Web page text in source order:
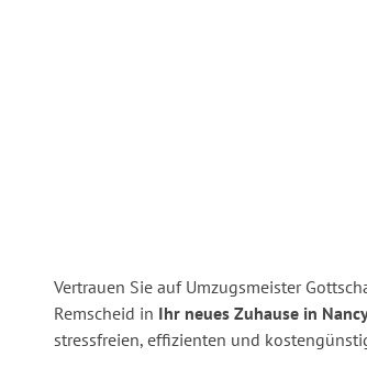
Vertrauen Sie auf Umzugsmeister
Remscheid in Ihr neues Zuhause in
stressfreien, effizienten und